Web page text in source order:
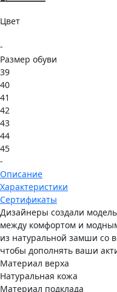
Цвет
-
Размер обуви
39
40
41
42
43
44
45
-
Описание
Характеристики
Сертификаты
Дизайнеры создали
между комфортом и
из натуральной замши со
чтобы дополнять ваши
Материал верха
Натуральная кожа
Материал подклада